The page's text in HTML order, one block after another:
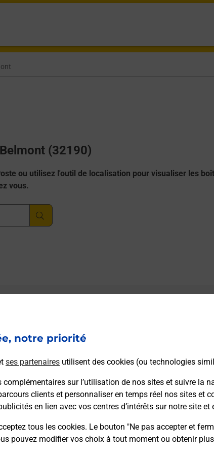
notre priorité
ses partenaires utilisent des cookies (ou technologies
sur l’utilisation de nos sites et suivre la
clients et personnaliser en temps réel nos sites et
en lien avec vos centres d’intérêts sur notre site et
tous les cookies. Le bouton "Ne pas accepter et
pouvez modifier vos choix à tout moment ou obtenir
(32190)
ou utilisez l'outil de localisation pour visualiser les
vous.
à 09h30